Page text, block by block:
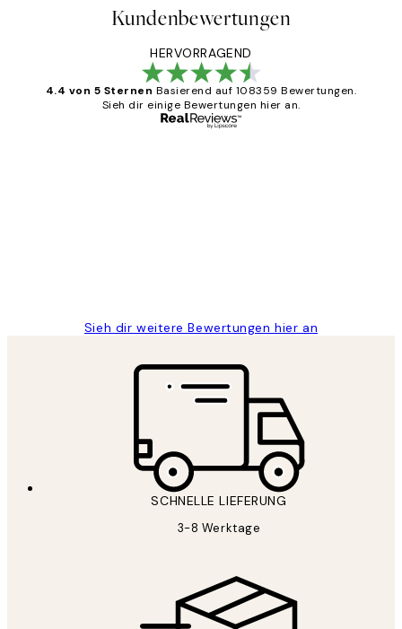
Kundenbewertungen
HERVORRAGEND
4.4 von 5 Sternen Basierend auf 108359 Bewertungen.
Sieh dir einige Bewertungen hier an.
Sieh dir weitere Bewertungen hier an
SCHNELLE LIEFERUNG
3-8 Werktage